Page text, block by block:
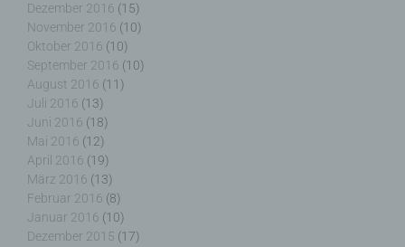
Dezember 2016 (15)
November 2016 (10)
Oktober 2016 (10)
September 2016 (10)
August 2016 (11)
Juli 2016 (13)
Juni 2016 (18)
Mai 2016 (12)
April 2016 (19)
März 2016 (13)
Februar 2016 (8)
Januar 2016 (10)
Dezember 2015 (17)
Verantwortlicher oder für die Verarbeitung
Verantwortlicher ist die natürliche oder juristische
Person, Behörde, Einrichtung oder andere Stelle,
die allein oder gemeinsam mit anderen über die
Zwecke und Mittel der Verarbeitung von
personenbezogenen Daten entscheidet. Sind die
Zwecke und Mittel dieser Verarbeitung durch das
Unionsrecht oder das Recht der Mitgliedstaaten
vorgegeben, so kann der Verantwortliche
beziehungsweise können die bestimmten Kriterien
seiner Benennung nach dem Unionsrecht oder
dem Recht der Mitgliedstaaten vorgesehen
werden.